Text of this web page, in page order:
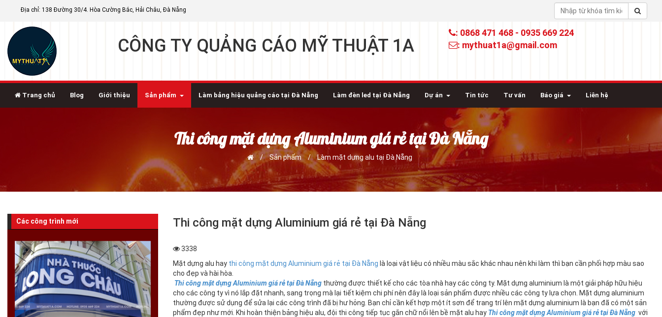
Địa chỉ: 138 Đường 30/4. Hòa Cường Bắc, Hải Châu, Đà Nẵng
CÔNG TY QUẢNG CÁO MỸ THUẬT 1A
: 0868 471 468 - 0935 669 224
: mythuat1a@gmail.com
Trang chủ Blog Giới thiệu Sản phẩm Làm bảng hiệu quảng cáo tại Đà Nẵng Làm đèn led tại Đà Nẵng Dự án Tin tức Tư vấn Báo giá Liên hệ
Thi công mặt dựng Aluminium giá rẻ tại Đà Nẵng
/ Sản phẩm / Làm mặt dựng alu tại Đà Nẵng
Các công trình mới Thi công mặt dựng Aluminium giá rẻ tại Đà Nẵng
3338
Mặt dựng alu hay thi công mặt dựng Aluminium giá rẻ tại Đà Nẵng là loại vật liệu có nhiều màu sắc khác nhau nên khi làm thì bạn cần phối hợp màu sao
cho đẹp và hài hòa.
Thi công mặt dựng Aluminium giá rẻ tại Đà Nẵng thường được thiết kế cho các tòa nhà hay các công ty. Mặt dựng aluminium là một giải pháp hữu hiệu
cho các công ty vì nó lắp đặt nhanh, sang trọng mà lại tiết kiệm chi phí nên đây là loại sản phẩm được nhiều các công ty lựa chọn. Mặt dựng aluminium
thường được sử dụng để sửa lại các công trình đã bị hư hỏng. Bạn chỉ cần kết hợp một ít sơn để trang trí lên mặt dựng aluminium là bạn đã có một sản
phẩm đẹp như mới. Khi hoàn thiện bảng hiệu alu, đội thi công tiếp tục gắn chữ nổi lên bề mặt alu hay Thi công mặt dựng Aluminium giá rẻ tại Đà Nẵng với